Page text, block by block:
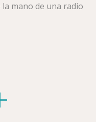
la mano de una radio